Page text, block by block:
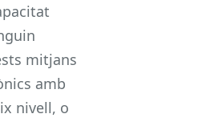
mitjans
amb
nivell, o